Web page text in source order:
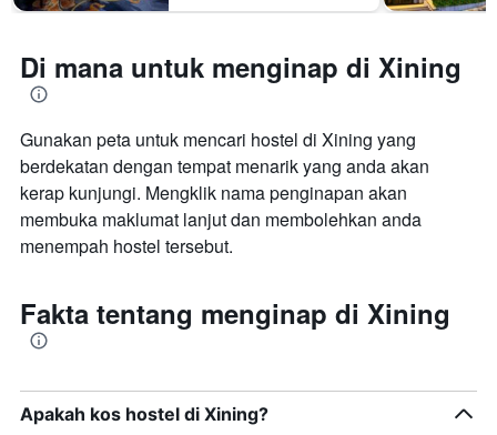
Di mana untuk menginap di Xining
Gunakan peta untuk mencari hostel di Xining yang
berdekatan dengan tempat menarik yang anda akan
kerap kunjungi. Mengklik nama penginapan akan
membuka maklumat lanjut dan membolehkan anda
menempah hostel tersebut.
Fakta tentang menginap di Xining
Apakah kos hostel di Xining?